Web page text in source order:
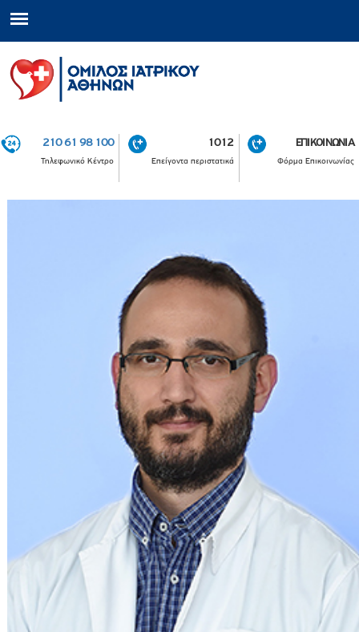
210 61 98 100
Τηλεφωνικό Κέντρο
1012
Επείγοντα περιστατικά
ΕΠΙΚΟΙΝΩΝΙΑ
Φόρμα Επικοινωνίας